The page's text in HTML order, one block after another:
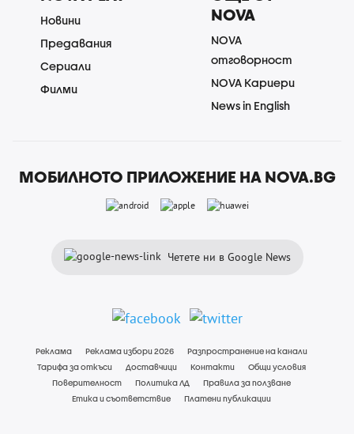
Новини
Предавания
Сериали
Филми
NOVA
NOVA
отговорност
NOVA Кариери
News in English
МОБИЛНОТО ПРИЛОЖЕНИЕ НА NOVA.BG
Четете ни в Google News
Реклама Реклама избори 2026
Разпространение на канали
Тарифа за откъси
Доставчици Контакти
Общи условия
Поверителност
Политика ЛД
Правила за ползване
Етика и съответствие
Платени публикации